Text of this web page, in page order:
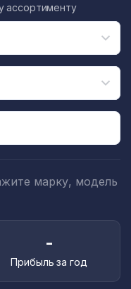
ассортименту
марку, модель
-
Прибыль за год